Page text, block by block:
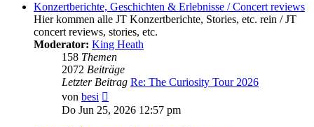
Konzertberichte, Geschichten & Erlebnisse / Concert reviews
Hier kommen alle JT Konzertberichte, Stories, etc. rein / JT
concert reviews, stories, etc.
Moderator: King Heath
158 Themen
2072 Beiträge
Letzter Beitrag Re: The Curiosity Tour 2026
von besi
Beitrag
Do Jun 25, 2026 12:57 pm